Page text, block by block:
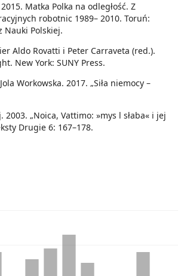
Matka Polka na odległość. Z
robotnic 1989– 2010. Toruń:
Nauki Polskiej.
Aldo Rovatti i Peter Carraveta (red.).
New York: SUNY Press.
Workowska. 2017. „Siła niemocy –
2003. „Noica, Vattimo: »mys l słaba« i jej
Drugie 6: 167–178.